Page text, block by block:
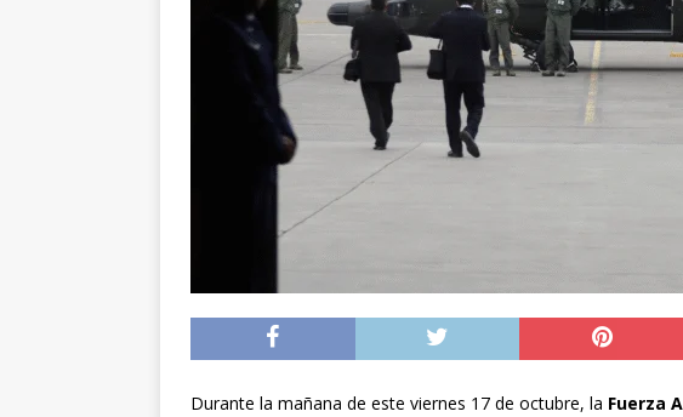
noviembre
INTERNACIONAL
[ 06/08/2026 ] Alerta preventiva por
silvestre positiva en Iquique
[ 07/08/2026 ]
A 81 años del ataque en
Durante la mañana de este viernes 17 de octubre, la Fuerza